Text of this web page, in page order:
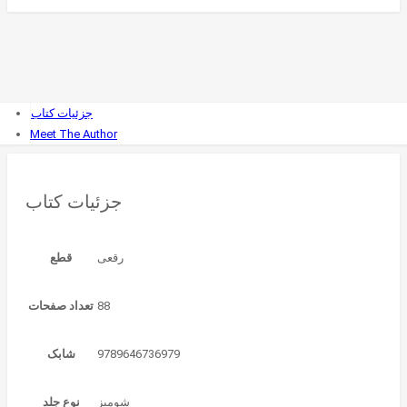
جزئیات کتاب
Meet The Author
جزئیات کتاب
قطع
تعداد صفحات 88
شابک 9789646736979
نوع جلد شوميز